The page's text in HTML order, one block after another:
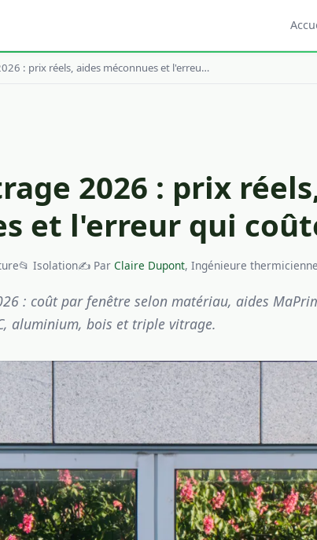
: prix réels, aides méconnues et l'erreu…
2026 : prix
et l'erreur qui
📂 Isolation✍️ Par Claire Dupont, Ingénieure thermicienne
: coût par fenêtre selon matériau, aides
aluminium, bois et triple vitrage.